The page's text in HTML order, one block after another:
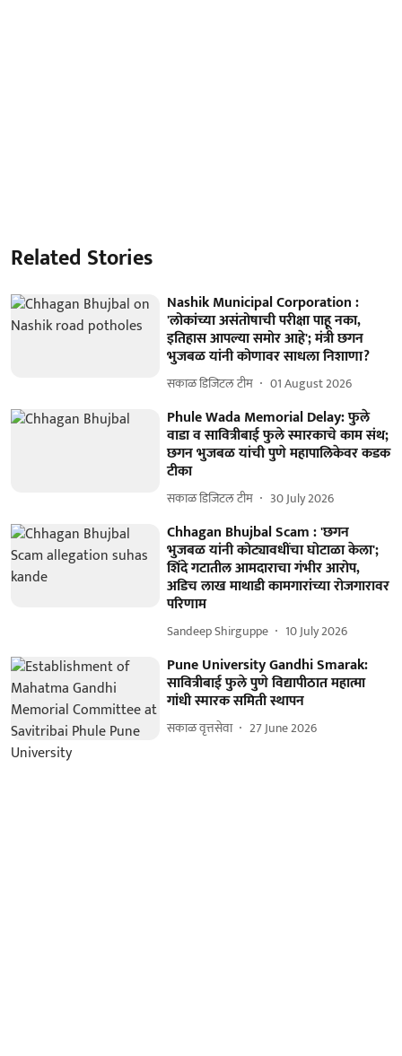
Related Stories
Nashik Municipal Corporation :
'लोकांच्या असंतोषाची परीक्षा पाहू नका,
इतिहास आपल्या समोर आहे'; मंत्री छगन
भुजबळ यांनी कोणावर साधला निशाणा?
सकाळ डिजिटल टीम 01 August 2026
Phule Wada Memorial Delay: फुले
वाडा व सावित्रीबाई फुले स्मारकाचे काम संथ;
छगन भुजबळ यांची पुणे महापालिकेवर कडक
टीका
सकाळ डिजिटल टीम 30 July 2026
Chhagan Bhujbal Scam : 'छगन
भुजबळ यांनी कोट्यावधींचा घोटाळा केला';
शिंदे गटातील आमदाराचा गंभीर आरोप,
अडिच लाख माथाडी कामगारांच्या रोजगारावर
परिणाम
Sandeep Shirguppe 10 July 2026
Pune University Gandhi Smarak:
सावित्रीबाई फुले पुणे विद्यापीठात महात्मा
गांधी स्मारक समिती स्थापन
सकाळ वृत्तसेवा 27 June 2026